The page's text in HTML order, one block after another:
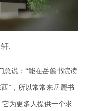
.
总说： “能在岳麓书院读
”，所以常常来岳麓书
它为更多人提供一个求